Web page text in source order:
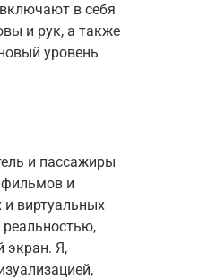
в себя
и рук, а также
уровень
и пассажиры
фильмов и
и виртуальных
реальностью,
экран. Я,